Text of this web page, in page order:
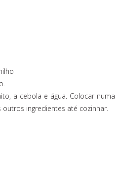
a cebola e água. Colocar numa
ingredientes até cozinhar.